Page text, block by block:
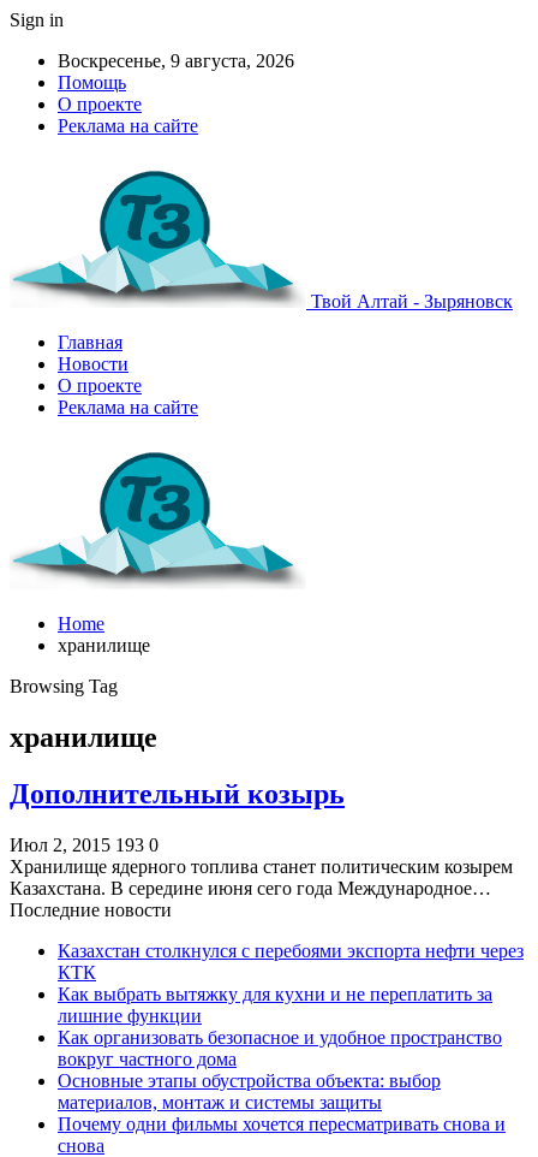
Sign in
Воскресенье, 9 августа, 2026
Помощь
О проекте
Реклама на сайте
Твой Алтай - Зыряновск
Главная
Новости
О проекте
Реклама на сайте
Home
хранилище
Browsing Tag
хранилище
Дополнительный козырь
Июл 2, 2015 193 0
Хранилище ядерного топлива станет политическим козырем
Казахстана. В середине июня сего года Международное…
Последние новости
Казахстан столкнулся с перебоями экспорта нефти через
КТК
Как выбрать вытяжку для кухни и не переплатить за
лишние функции
Как организовать безопасное и удобное пространство
вокруг частного дома
Основные этапы обустройства объекта: выбор
материалов, монтаж и системы защиты
Почему одни фильмы хочется пересматривать снова и
снова